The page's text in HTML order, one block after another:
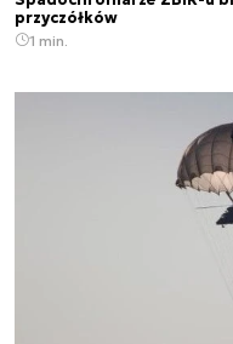
przyczółków
1 min.